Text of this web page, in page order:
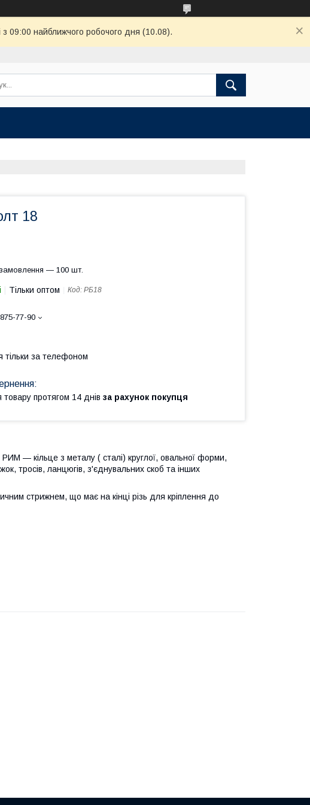
з 09:00 найближчого робочого дня (10.08).
18
— 100 шт.
Тільки оптом Код: РБ18
77-90
тільки за телефоном
товару протягом 14 днів за рахунок покупця
— кільце з металу ( сталі) круглої, овальної форми,
тросів, ланцюгів, з'єднувальних скоб та інших
стрижнем, що має на кінці різь для кріплення до